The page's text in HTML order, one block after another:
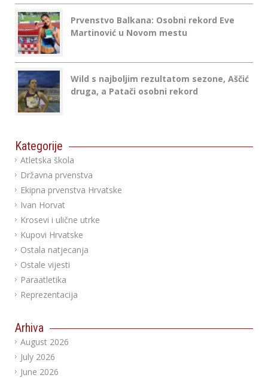
Prvenstvo Balkana: Osobni rekord Eve
Martinović u Novom mestu
Wild s najboljim rezultatom sezone, Aščić
druga, a Patači osobni rekord
Kategorije
Atletska škola
Državna prvenstva
Ekipna prvenstva Hrvatske
Ivan Horvat
Krosevi i ulične utrke
Kupovi Hrvatske
Ostala natjecanja
Ostale vijesti
Paraatletika
Reprezentacija
Arhiva
August 2026
July 2026
June 2026